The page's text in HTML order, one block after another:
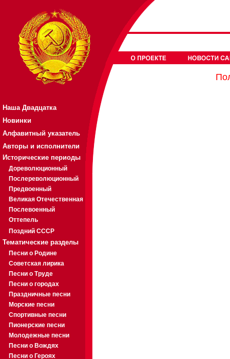
Наша Двадцатка
Новинки
Алфавитный указатель
Авторы и исполнители
Исторические периоды
Дореволюционный
Послереволюционный
Предвоенный
Великая Отечественная
Послевоенный
Оттепель
Поздний СССР
Тематические разделы
Песни о Родине
Советская лирика
Песни о Труде
Песни о городах
Праздничные песни
Морские песни
Спортивные песни
Пионерские песни
Молодежные песни
Песни о Вождях
Песни о Героях